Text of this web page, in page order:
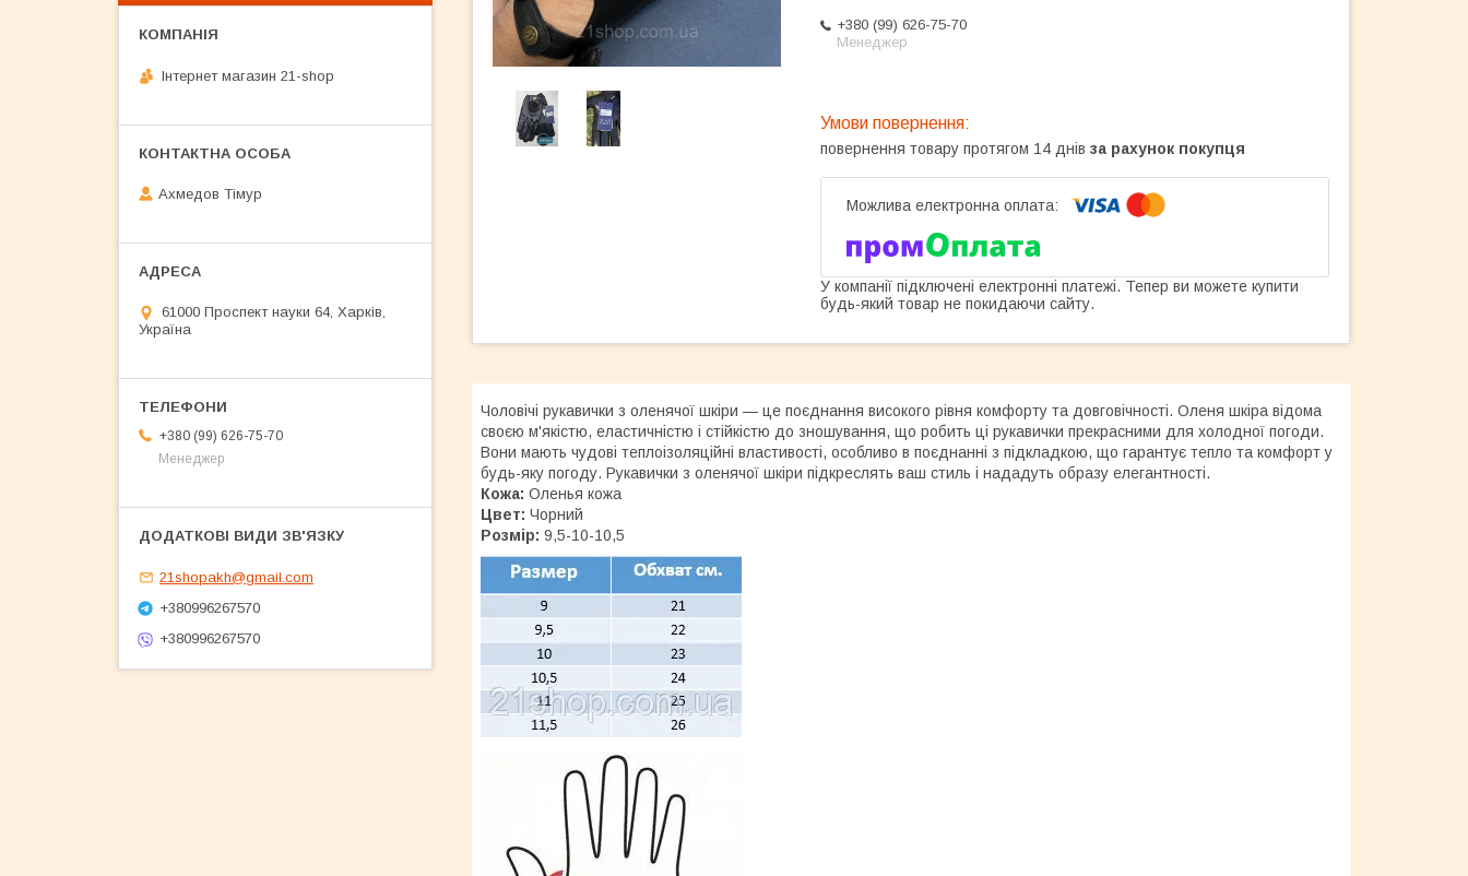
+380 (99) 626-75-70
Менеджер
повернення товару протягом 14 днів за рахунок покупця
У компанії підключені електронні платежі. Тепер ви можете купити
будь-який товар не покидаючи сайту.
Чоловічі рукавички з оленячої шкіри — це поєднання високого рівня комфорту та довговічності. Оленя шкіра відома
своєю м'якістю, еластичністю і стійкістю до зношування, що робить ці рукавички прекрасними для холодної погоди.
Вони мають чудові теплоізоляційні властивості, особливо в поєднанні з підкладкою, що гарантує тепло та комфорт у
будь-яку погоду. Рукавички з оленячої шкіри підкреслять ваш стиль і нададуть образу елегантності.
Кожа: Оленья кожа
Цвет: Чорний
Розмір: 9,5-10-10,5
Інтернет магазин 21-shop
Ахмедов Тімур
61000 Проспект науки 64, Харків,
Україна
+380 (99) 626-75-70
Менеджер
21shopakh@gmail.com
+380996267570
+380996267570